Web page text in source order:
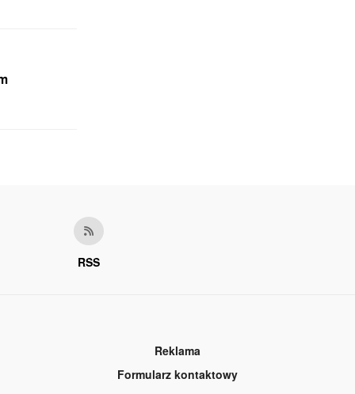
RSS
Reklama
Formularz kontaktowy